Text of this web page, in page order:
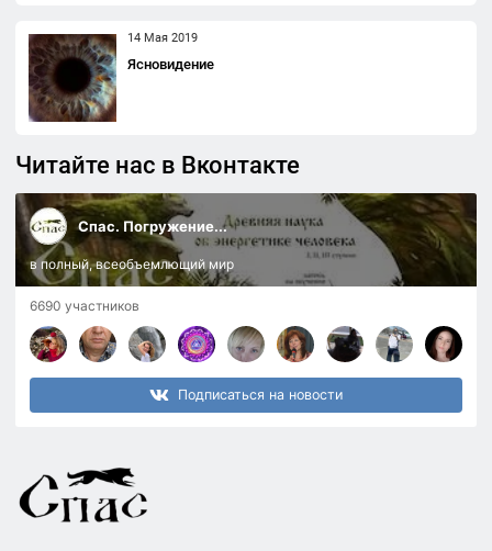
14 Мая 2019
Ясновидение
Читайте нас в Вконтакте
Спас. Погружение...
в полный, всеобъемлющий мир
6690 участников
Подписаться на новости